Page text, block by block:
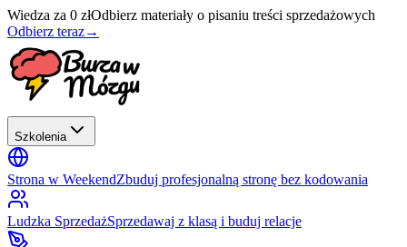
Wiedza za 0 złOdbierz materiały o pisaniu treści sprzedażowych
Odbierz teraz→
Szkolenia
Strona w WeekendZbuduj profesjonalną stronę bez kodowania
Ludzka SprzedażSprzedawaj z klasą i buduj relacje